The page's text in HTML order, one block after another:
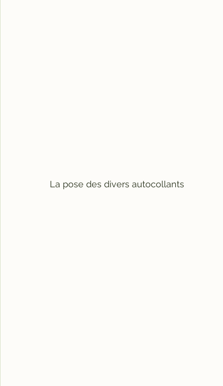
La pose des divers autocollants